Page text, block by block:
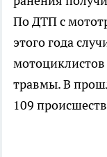
По ДТП с
этого года
травмы. В
109